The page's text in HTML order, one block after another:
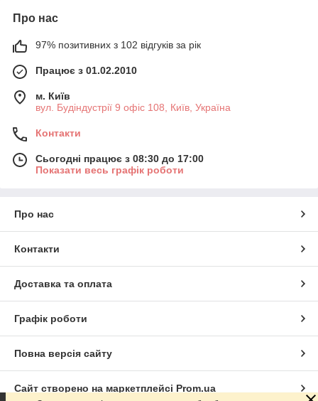
Про нас
97% позитивних з 102 відгуків за рік
Працює з 01.02.2010
м. Київ
вул. Будіндустрії 9 офіс 108, Київ, Україна
Контакти
Сьогодні працює з 08:30 до 17:00
Показати весь графік роботи
Про нас
Контакти
Доставка та оплата
Графік роботи
Повна версія сайту
Сайт створено на маркетплейсі Prom.ua